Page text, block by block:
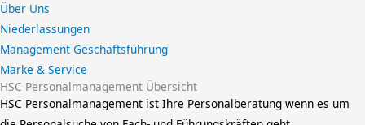
Über Uns
Niederlassungen
Management Geschäftsführung
Marke & Service
HSC Personalmanagement Übersicht
HSC Personalmanagement ist Ihre Personalberatung wenn es um